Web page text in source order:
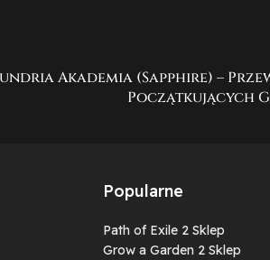
Akademia (Sapphire) –
Początkujących
Popularne
Path of Exile 2 Sklep
Grow a Garden 2 Sklep